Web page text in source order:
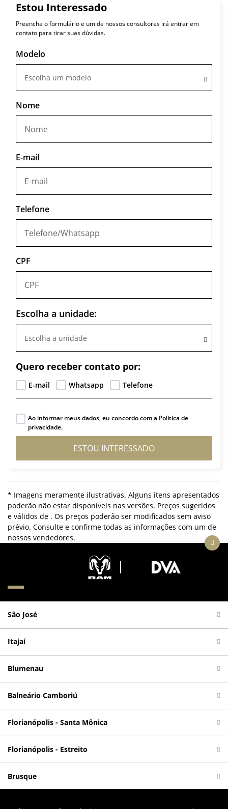
Estou Interessado
Preencha o formulário e um de nossos consultores irá entrar em
contato para tirar suas dúvidas.
Modelo
Escolha um modelo
Nome
E-mail
Telefone
CPF
Escolha a unidade:
Escolha a unidade
Quero receber contato por:
E-mail Whatsapp Telefone
Ao informar meus dados, eu concordo com a Política de
privacidade.
ESTOU INTERESSADO
* Imagens meramente ilustrativas. Alguns itens apresentados
poderão não estar disponíveis nas versões. Preços sugeridos
e válidos de . Os preços poderão ser modificados sem aviso
prévio. Consulte e confirme todas as informações com um de
nossos vendedores.
São José
Itajaí
Blumenau
Balneário Camboriú
Florianópolis - Santa Mônica
Florianópolis - Estreito
Brusque